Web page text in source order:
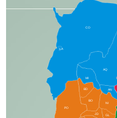
CO
AQ
MI
AN
BD
BO
NI
JD
PO
GL
LA